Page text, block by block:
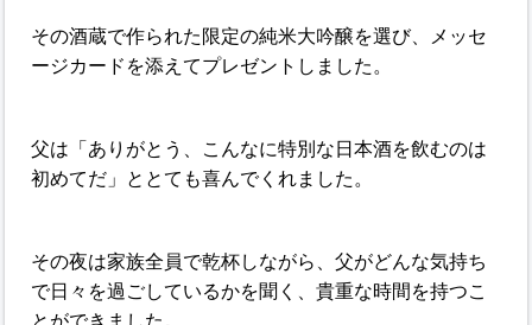
その酒蔵で作られた限定の純米大吟醸を選び、メッセ
ージカードを添えてプレゼントしました。
父は「ありがとう、こんなに特別な日本酒を飲むのは
初めてだ」ととても喜んでくれました。
その夜は家族全員で乾杯しながら、父がどんな気持ち
で日々を過ごしているかを聞く、貴重な時間を持つこ
とができました。